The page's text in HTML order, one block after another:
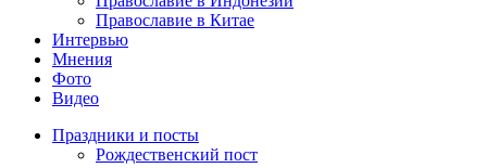
Православие в Китае
Интервью
Мнения
Фото
Видео
Праздники и посты
Рождественский пост